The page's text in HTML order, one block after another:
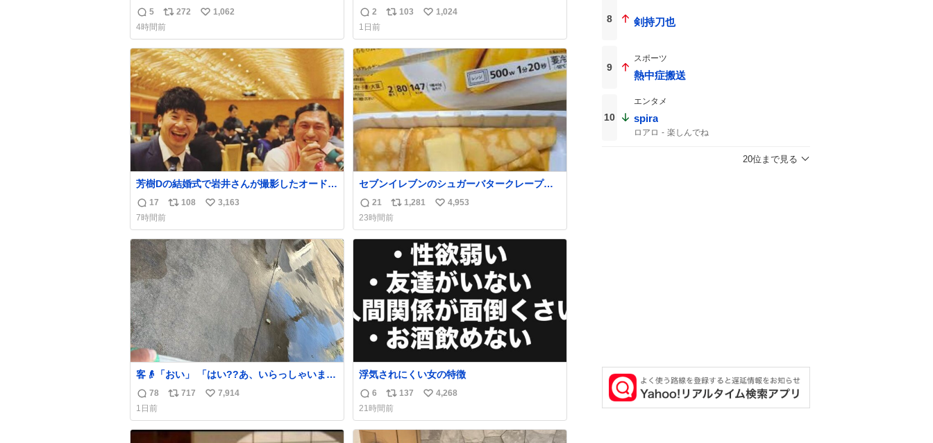
返
信
数
5
リ
ポ
ス
ト
数
272
い
ね
数
1,062
4時間前
わからない構造のすしざんまいの玉子
返
信
数
2
リ
ス
ト
103
い
ね
数
1,024
1日前
芳樹Dの結婚式で岩井さんが撮影したオードリ
ーの写真が本当好きなのよね。確か3枚目はも
うすでに出来上がっている春日さんがウェイ
ターにハイボールを懇願している所じゃなか
ったかな
返
信
数
17
リ
ス
ト
数
108
い
ね
数
3,163
7時間前
セブンイレブンのシュガーバタークレープと
えんがわの寿司を探している人へ！ シュガー
バタークレープは目黒、品川、蒲田、渋谷、
川崎、横浜、鶴見、九州の一部エリア限定商
品で8月5日に発注が終了したため店舗に置い
てあるところ少ないですが見つけたら即買い
返
信
数
21
リ
ポ
ス
ト
1,281
い
ね
数
4,953
23時間前
客👴「おい」 「はい??あ、いらっしゃいま
せ」 👴「さっきからずっと水出しっぱなしで
もったいないだろ」 「静電気を逃がし、熱く
なった地面の温度を下げ、引火事故の防止の
為必要な作業です」 👴「水不足の昨今にもっ
たいないことをするな!!」 それでは歌いま
返
信
数
78
リ
ス
717
い
ね
7,914
1日前
浮気されにくい女の特徴
返
信
数
6
リ
ポ
ス
137
い
ね
4,268
21時間前
8 剣持刀也
9
スポーツ
熱中症搬送
10
エンタメ
spira
ロアロ 楽しんでね
20位まで見る